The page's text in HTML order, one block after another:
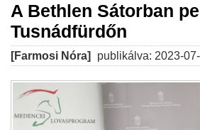
A Bethlen Sátorban
Tusnádfürdőn
[Farmosi Nóra] publikálva: 2023-